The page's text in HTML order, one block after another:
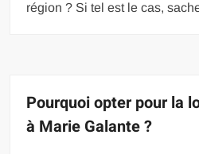
région ? Si tel est le cas,
Pourquoi opter pour la
à Marie Galante ?